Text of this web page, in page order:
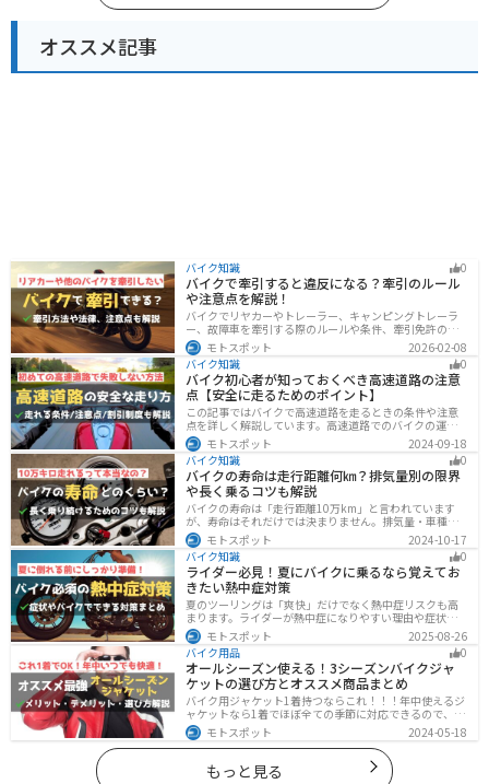
オススメ記事
バイク知識 0
バイクで牽引すると違反になる？牽引のルール
や注意点を解説！
バイクでリヤカーやトレーラー、キャンピングトレーラ
ー、故障車を牽引する際のルールや条件、牽引免許の有
無、速度制限、必要な装備をわかりやすく解説。メリッ
ト・デメリットや注意点も紹介し、安全にバイクの積載
力をアップする方法をまとめました。
モトスポット
2026-02-08
バイク知識
0
バイク初心者が知っておくべき高速道路の注意
点【安全に走るためのポイント】
この記事ではバイクで高速道路を走るときの条件や注意
点を詳しく解説しています。高速道路でのバイクの運転
に不安を感じていませんか？実は安全に運転するには、
走行条件や注意点を正しく理解することが大切です。高
速道路でも安全にバイクの運転を楽しむ方法を紹介しま
す！
モトスポット
2024-09-18
バイク知識
0
バイクの寿命は走行距離何㎞？排気量別の限界
や長く乗るコツも解説
バイクの寿命は「走行距離10万km」と言われています
が、寿命はそれだけでは決まりません。排気量・車種・
日々のメンテナンス・保管状態などでも大きく変わりま
す。この記事ではバイクの寿命について解説します。ま
た、寿命を延ばす方法も解説するので、今のバイクに長
く乗りたい人は参考にしてください。
モトスポット
2024-10-17
バイク知識
0
ライダー必見！夏にバイクに乗るなら覚えてお
きたい熱中症対策
夏のツーリングは「爽快」だけでなく熱中症リスクも高
まります。ライダーが熱中症になりやすい理由や症状、
危険性、そして安全に楽しむための対策を徹底解説。夏
用ウェア・水分補給・休憩ポイントの工夫など、猛暑で
も快適に走るコツを紹介します。
モトスポット
2025-08-26
バイク用品
0
オールシーズン使える！3シーズンバイクジャ
ケットの選び方とオススメ商品まとめ
バイク用ジャケット1着持つならこれ！！！年中使えるジ
ャケットなら1着でほぼ全ての季節に対応できるので、出
費も抑えられます。真夏や真冬など極端な季節に乗る場
合は専用ジャケットがあるとより快適になるのでツーリ
ングスタイルに合わせて検討してください。
モトスポット 2024-05-18
もっと見る